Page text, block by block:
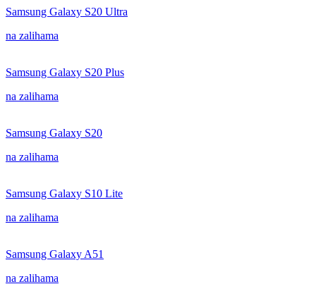
Samsung Galaxy S20 Ultra
na zalihama
Samsung Galaxy S20 Plus
na zalihama
Samsung Galaxy S20
na zalihama
Samsung Galaxy S10 Lite
na zalihama
Samsung Galaxy A51
na zalihama